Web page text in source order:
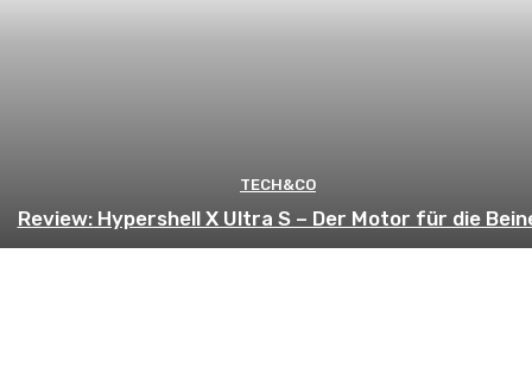
TECH&CO
Review: Hypershell X Ultra S – Der Motor für die